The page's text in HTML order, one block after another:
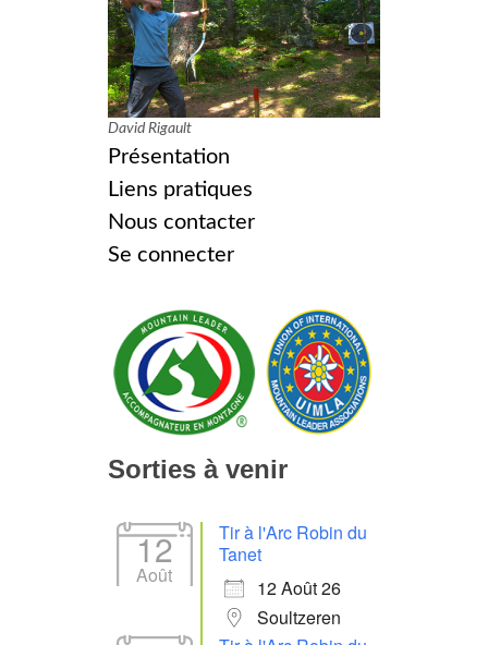
David Rigault
Présentation
Liens pratiques
Nous contacter
Se connecter
Sorties à venir
12
Août
Tir à l'Arc Robin du
Tanet
12 Août 26
Soultzeren